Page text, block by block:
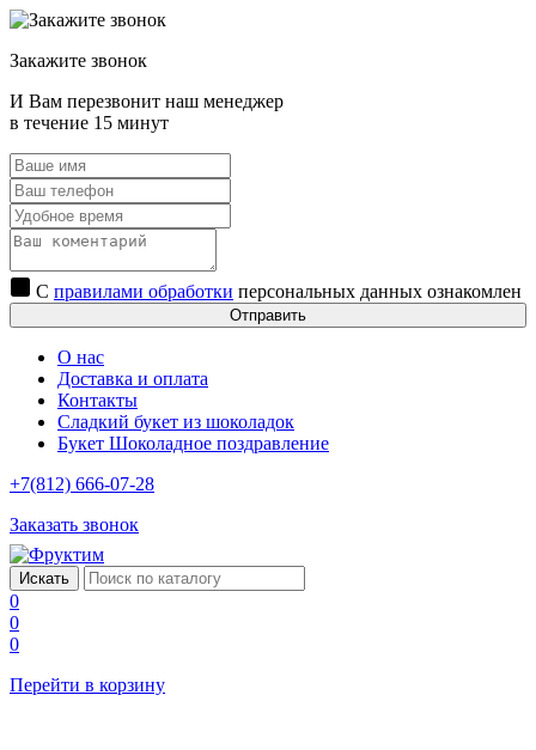
Закажите звонок
И Вам перезвонит наш менеджер
в течение 15 минут
С правилами обработки персональных данных ознакомлен
Отправить
О нас
Доставка и оплата
Контакты
Сладкий букет из шоколадок
Букет Шоколадное поздравление
+7(812) 666-07-28
Заказать звонок
0
0
0
Перейти в корзину